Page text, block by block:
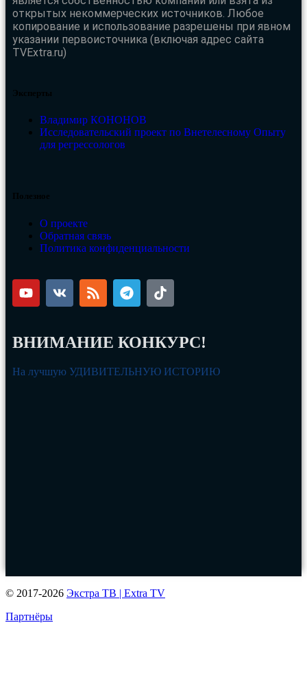
открытых некоммерческих источников. Любое
копирование и использование разрешены при явном
указании первоисточника (включая адрес сайта
TVExtra.ru)
Эксперты
Владимир КОНОНОВ
Исследовательский проект по Внетелесному Опыту
для регрессологов
Полезное
О проекте
Обратная связь
Политика конфиденциальности
ВНИМАНИЕ КОНКУРС!
На лучшую УДИВИТЕЛЬНУЮ ИСТОРИЮ
© 2017-2026 Экстра ТВ | Extra TV
Партнёры